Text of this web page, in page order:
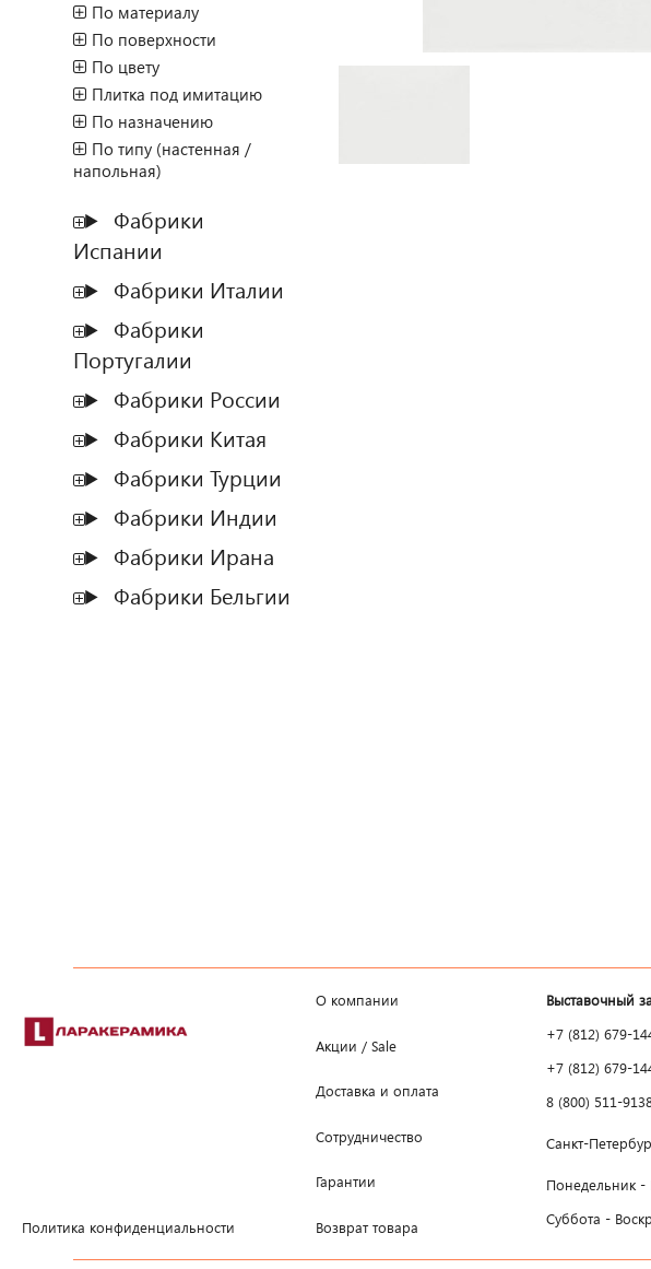
По материалу
По поверхности
По цвету
Плитка под имитацию
По назначению
По типу (настенная /
напольная)
Фабрики
Испании
Фабрики Италии
Фабрики
Португалии
Фабрики России
Фабрики Китая
Фабрики Турции
Фабрики Индии
Фабрики Ирана
Фабрики Бельгии
Политика конфиденциальности
О компании
Акции / Sale
Доставка и оплата
Сотрудничество
Гарантии
Возврат товара
Выставочный
+7 (812) 679-
+7 (812) 679-
8 (800) 511-
Санкт-
Понедельник -
Суббота -